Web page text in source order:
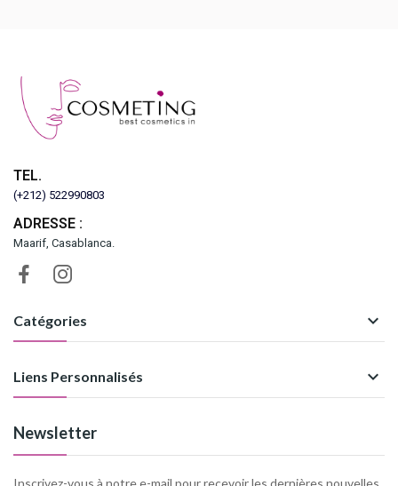
TEL.
(+212) 522990803
ADRESSE :
Maarif, Casablanca.
Catégories 
Liens Personnalisés 
Newsletter
Inscrivez-vous à notre e-mail pour recevoir les dernières nouvelles.